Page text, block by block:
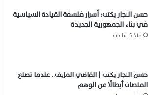
حسن النجار يكتب: أسرار فلسفة القيادة السياسية
في بناء الجمهورية الجديدة
منذ 5 ساعات
حسن النجار يكتب | القاضي المزيف.. عندما تصنع
المنصات أبطالًا من الوهم